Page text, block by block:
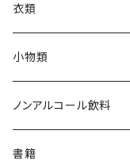
衣類
Tシャツ
ジャンパー
帽子・ニット帽
小物類
枡
絵馬
ノンアルコール飲料
水
書籍